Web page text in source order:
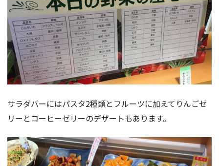
サラダバーにはパスタ2種類とフルーツに加えてりんごゼ
リーとコーヒーゼリーのデザートもあります。